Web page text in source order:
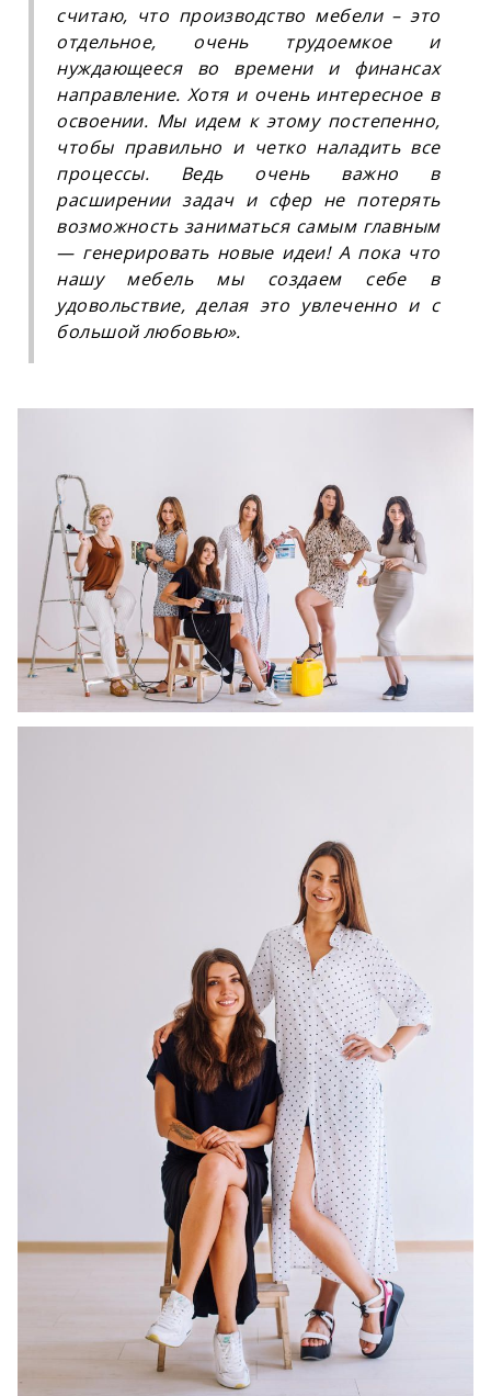
считаю, что производство мебели – это
отдельное, очень трудоемкое и
нуждающееся во времени и финансах
направление. Хотя и очень интересное в
освоении. Мы идем к этому постепенно,
чтобы правильно и четко наладить все
процессы. Ведь очень важно в
расширении задач и сфер не потерять
возможность заниматься самым главным
— генерировать новые идеи! А пока что
нашу мебель мы создаем себе в
удовольствие, делая это увлеченно и с
большой любовью».